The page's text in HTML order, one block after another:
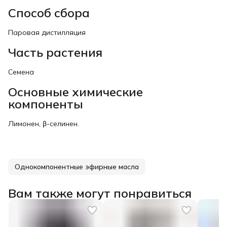
Способ сбора
Паровая дистилляция
Часть растения
Семена
Основные химические
компоненты
Лимонен, β-селинен.
Однокомпонентные эфирные масла
Вам также могут понравиться